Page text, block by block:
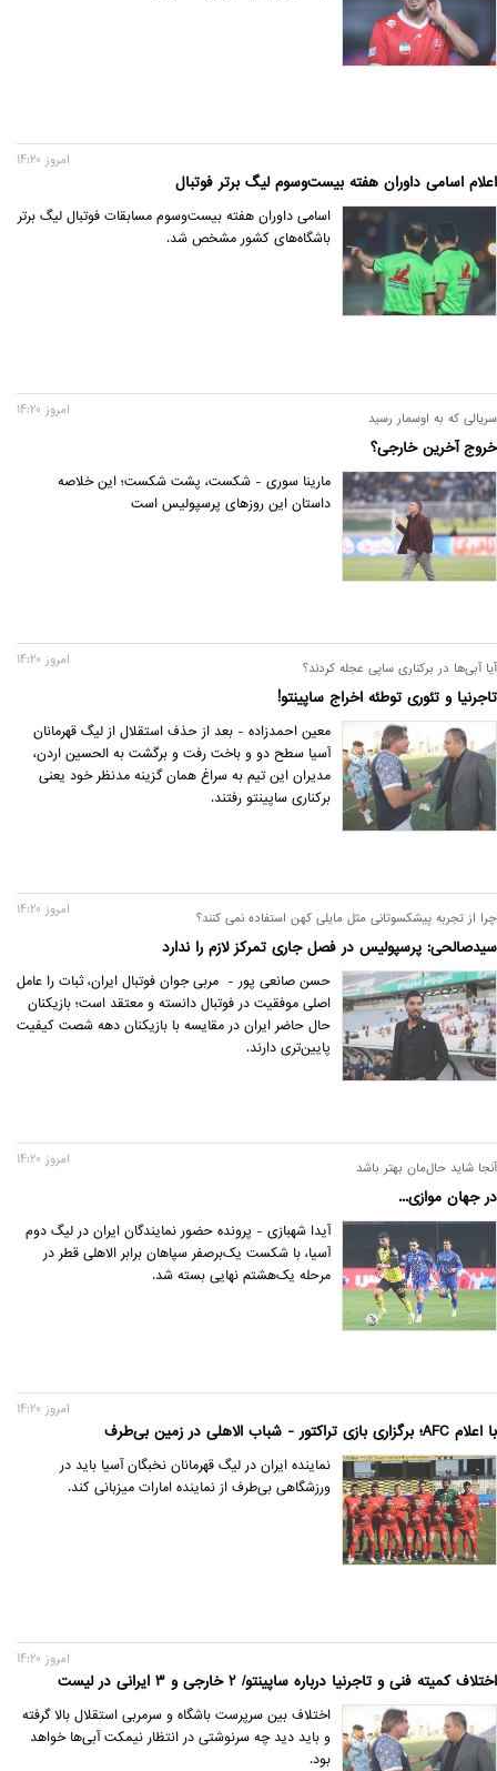
اعلام اسامی داوران هفته بیست‌وسوم لیگ برتر فوتبال
امروز 14:20
اسامی داوران هفته بیست‌وسوم مسابقات فوتبال لیگ برتر
باشگاه‌های کشور مشخص شد.
سریالی که به اوسمار رسید
خروج آخرین خارجی؟
امروز 14:20
مارینا سوری - شکست، پشت شکست؛ این خلاصه
داستان این روزهای پرسپولیس است
آیا آبی‌ها در برکناری ساپی عجله کردند؟
تاجرنیا و تئوری توطئه اخراج ساپینتو!
امروز 14:20
معین احمدزاده - بعد از حذف استقلال از لیگ قهرمانان
آسیا سطح دو و باخت رفت و برگشت به الحسین اردن،
مديران این تیم به سراغ همان گزینه مدنظر خود یعنی
برکناری ساپینتو رفتند.
چرا از تجربه پیشکسوتانی مثل مایلی کهن استفاده نمی کنند؟
سیدصالحی: پرسپولیس در فصل جاری تمرکز لازم را ندارد
امروز 14:20
حسن صانعی پور - مربی جوان فوتبال ایران، ثبات را عامل
اصلی موفقیت در فوتبال دانسته و معتقد است؛ بازیکنان
حال حاضر ایران در مقایسه با بازیکنان دهه شصت کیفیت
پایین‌تری دارند.
آنجا شاید حال‌مان بهتر باشد
در جهان موازی...
امروز 14:20
آیدا شهبازی - پرونده حضور نمایندگان ایران در لیگ دوم
آسیا، با شکست یک‌بر‌صفر سپاهان برابر الاهلی قطر در
مرحله یک‌هشتم نهایی بسته شد.
با اعلام AFC؛ برگزاری بازی تراکتور - شباب الاهلی در زمین بی‌طرف
امروز 14:20
نماینده ایران در لیگ قهرمانان نخبگان آسیا باید در
ورزشگاهی بی‌طرف از نماینده امارات میزبانی کند.
اختلاف کمیته فنی و تاجرنیا درباره ساپینتو/ 2 خارجی‌ و 3 ایرانی در لیست
امروز 14:20
اختلاف بین سرپرست باشگاه و سرمربی استقلال بالا گرفته
و باید دید چه سرنوشتی در انتظار نیمکت آبی‌ها خواهد
بود.